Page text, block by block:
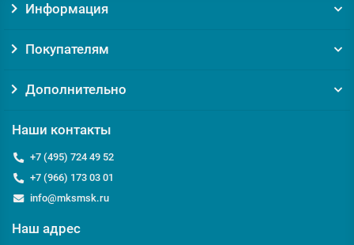
Информация
Покупателям
Дополнительно
Наши контакты
+7 (495) 724 49 52
+7 (966) 173 03 01
info@mksmsk.ru
Наш адрес